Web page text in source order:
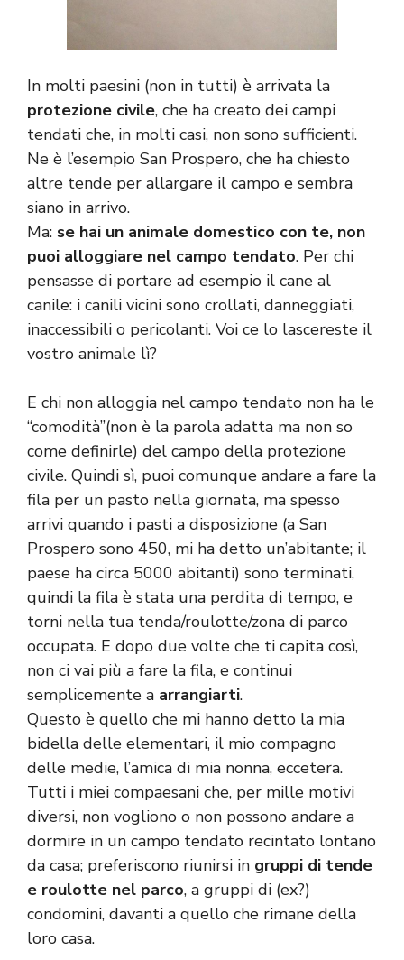
In molti paesini (non in tutti) è arrivata la
protezione civile, che ha creato dei campi
tendati che, in molti casi, non sono sufficienti.
Ne è l’esempio San Prospero, che ha chiesto
altre tende per allargare il campo e sembra
siano in arrivo.
Ma: se hai un animale domestico con te, non
puoi alloggiare nel campo tendato. Per chi
pensasse di portare ad esempio il cane al
canile: i canili vicini sono crollati, danneggiati,
inaccessibili o pericolanti. Voi ce lo lascereste il
vostro animale lì?
E chi non alloggia nel campo tendato non ha le
“comodità”(non è la parola adatta ma non so
come definirle) del campo della protezione
civile. Quindi sì, puoi comunque andare a fare la
fila per un pasto nella giornata, ma spesso
arrivi quando i pasti a disposizione (a San
Prospero sono 450, mi ha detto un’abitante; il
paese ha circa 5000 abitanti) sono terminati,
quindi la fila è stata una perdita di tempo, e
torni nella tua tenda/roulotte/zona di parco
occupata. E dopo due volte che ti capita così,
non ci vai più a fare la fila, e continui
semplicemente a arrangiarti.
Questo è quello che mi hanno detto la mia
bidella delle elementari, il mio compagno
delle medie, l’amica di mia nonna, eccetera.
Tutti i miei compaesani che, per mille motivi
diversi, non vogliono o non possono andare a
dormire in un campo tendato recintato lontano
da casa; preferiscono riunirsi in gruppi di tende
e roulotte nel parco, a gruppi di (ex?)
condomini, davanti a quello che rimane della
loro casa.